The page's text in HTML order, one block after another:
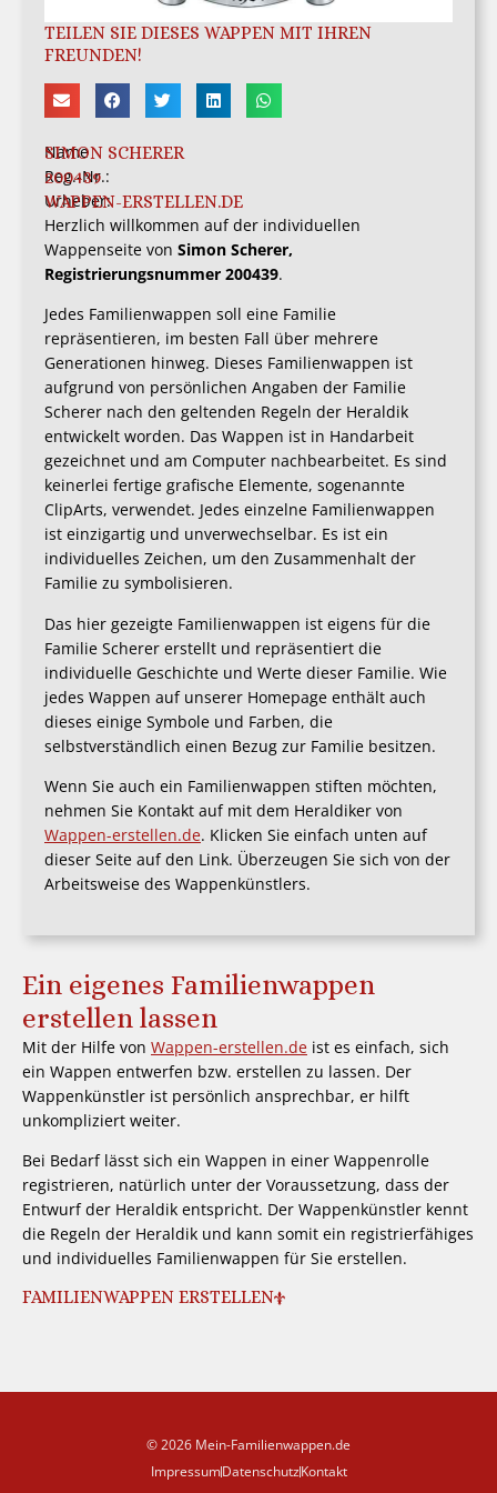
TEILEN SIE DIESES WAPPEN MIT IHREN
FREUNDEN!
Name
SIMON SCHERER
Reg.-Nr.:
200439
Urheber:
WAPPEN-ERSTELLEN.DE
Herzlich willkommen auf der individuellen
Wappenseite von Simon Scherer,
Registrierungsnummer 200439.
Jedes Familienwappen soll eine Familie
repräsentieren, im besten Fall über mehrere
Generationen hinweg. Dieses Familienwappen ist
aufgrund von persönlichen Angaben der Familie
Scherer nach den geltenden Regeln der Heraldik
entwickelt worden. Das Wappen ist in Handarbeit
gezeichnet und am Computer nachbearbeitet. Es sind
keinerlei fertige grafische Elemente, sogenannte
ClipArts, verwendet. Jedes einzelne Familienwappen
ist einzigartig und unverwechselbar. Es ist ein
individuelles Zeichen, um den Zusammenhalt der
Familie zu symbolisieren.
Das hier gezeigte Familienwappen ist eigens für die
Familie Scherer erstellt und repräsentiert die
individuelle Geschichte und Werte dieser Familie. Wie
jedes Wappen auf unserer Homepage enthält auch
dieses einige Symbole und Farben, die
selbstverständlich einen Bezug zur Familie besitzen.
Wenn Sie auch ein Familienwappen stiften möchten,
nehmen Sie Kontakt auf mit dem Heraldiker von
Wappen-erstellen.de. Klicken Sie einfach unten auf
dieser Seite auf den Link. Überzeugen Sie sich von der
Arbeitsweise des Wappenkünstlers.
Ein eigenes Familienwappen
erstellen lassen
Mit der Hilfe von Wappen-erstellen.de ist es einfach, sich
ein Wappen entwerfen bzw. erstellen zu lassen. Der
Wappenkünstler ist persönlich ansprechbar, er hilft
unkompliziert weiter.
Bei Bedarf lässt sich ein Wappen in einer Wappenrolle
registrieren, natürlich unter der Voraussetzung, dass der
Entwurf der Heraldik entspricht. Der Wappenkünstler kennt
die Regeln der Heraldik und kann somit ein registrierfähiges
und individuelles Familienwappen für Sie erstellen.
FAMILIENWAPPEN ERSTELLEN
© 2026 Mein-Familienwappen.de
ImpressumDatenschutzKontakt